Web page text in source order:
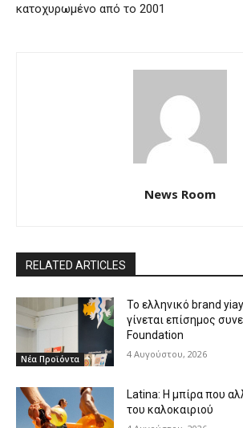
κατοχυρωμένο από το 2001
News Room
RELATED ARTICLES
Νέα Προϊόντα
Το ελληνικό brand
γίνεται επίσημος
Foundation
4 Αυγούστου, 2026
Latina: Η μπίρα που
του καλοκαιριού